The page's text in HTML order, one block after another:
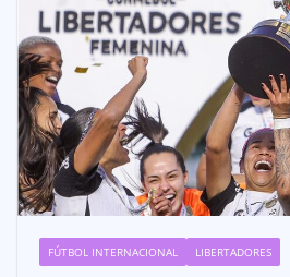
FÚTBOL INTERNACIONAL LIBERTADORES